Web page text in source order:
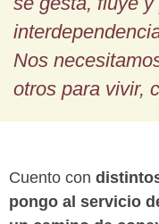
Nos
otros para vivir,
pongo al servicio
un camino de